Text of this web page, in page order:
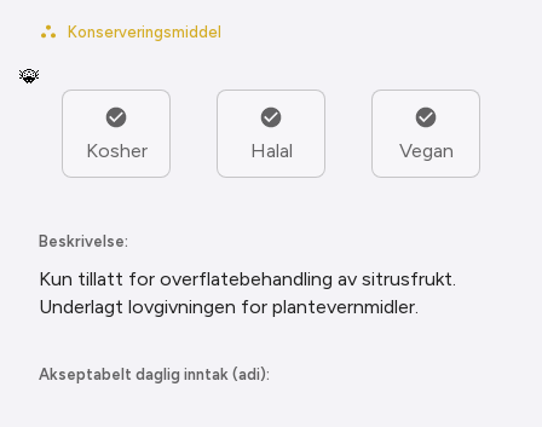
Konserveringsmiddel
Kosher Halal Vegan
Beskrivelse:
Kun tillatt for overflatebehandling av sitrusfrukt.
Underlagt lovgivningen for plantevernmidler.
Akseptabelt daglig inntak (adi):
🐞